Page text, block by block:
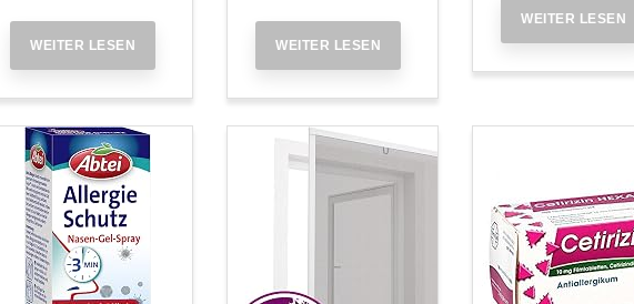
WEITER LESEN WEITER LESEN
WEITER LESEN